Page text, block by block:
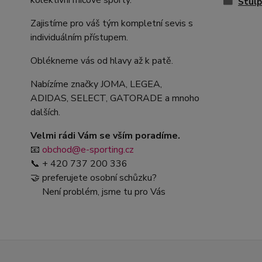
Zajistíme pro váš tým kompletní sevis s
individuálním přístupem.
Oblékneme vás od hlavy až k patě.
Nabízíme značky JOMA, LEGEA,
ADIDAS, SELECT, GATORADE a mnoho
dalších.
Velmi rádi Vám se vším poradíme.
📧 obchod@e-sporting.cz
📞 + 420 737 200 336
🤝 preferujete osobní schůzku?
Není problém, jsme tu pro Vás